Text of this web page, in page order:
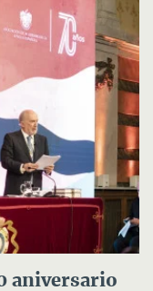
aniversario